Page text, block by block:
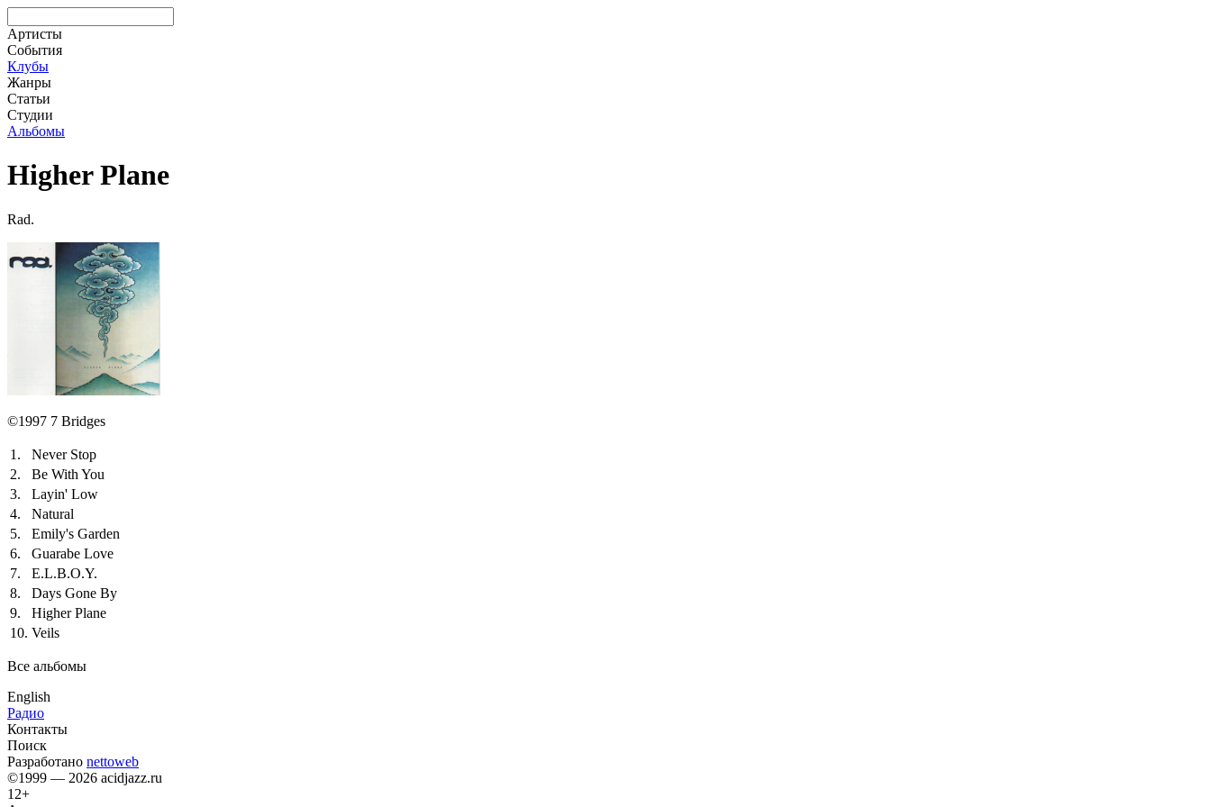
Артисты
События
Клубы
Жанры
Статьи
Студии
Альбомы
Higher Plane
Rad.
©1997 7 Bridges
1.
Never Stop
2.
Be With You
3.
Layin' Low
4.
Natural
5.
Emily's Garden
6.
Guarabe Love
7.
E.L.B.O.Y.
8.
Days Gone By
9.
Higher Plane
10. Veils
Все альбомы
English
Радио
Контакты
Поиск
Разработано nettoweb
©1999 — 2026 acidjazz.ru
12+